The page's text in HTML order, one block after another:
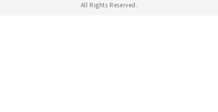
All Rights Reserved.